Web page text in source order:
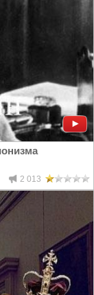
2 013